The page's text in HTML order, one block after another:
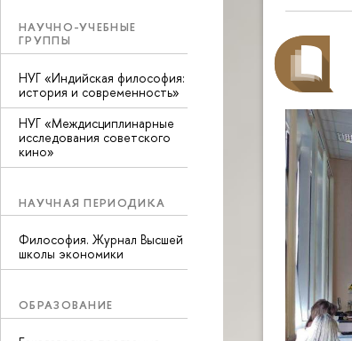
НАУЧНО-УЧЕБНЫЕ
ГРУППЫ
НУГ «Индийская философия:
история и современность»
НУГ «Междисциплинарные
исследования советского
кино»
НАУЧНАЯ ПЕРИОДИКА
Философия. Журнал Высшей
школы экономики
ОБРАЗОВАНИЕ